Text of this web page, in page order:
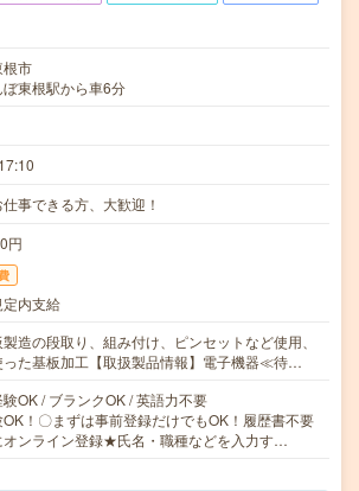
根市
ぼ東根駅から車6分
事できる方、大歓迎！
円
内支給
造の段取り、組み付け、ピンセットなど使用、
った基板加工【取扱製品情報】電子機器≪待…
OK / ブランクOK / 英語力不要
！〇まずは事前登録だけでもOK！履歴書不要
オンライン登録★氏名・職種などを入力す…